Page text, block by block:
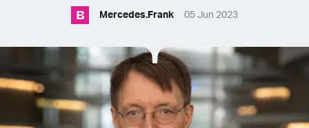
Spanish (Spain)
Spanish (Latin America)
German
B Mercedes.Frank 05 Jun 2023